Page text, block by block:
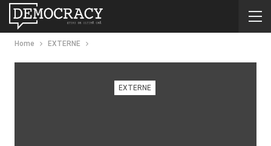
Home EXTERNE
EXTERNE